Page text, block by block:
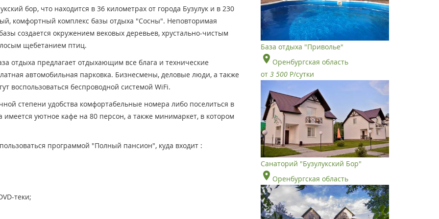
бор, что находится в 36 километрах от города Бузулук и в 230
комфортный комплекс базы отдыха "Сосны". Неповторимая
создается окружением вековых деревьев, хрустально-чистым
щебетанием птиц.
отдыха предлагает отдыхающим все блага и технические
автомобильная парковка. Бизнесмены, деловые люди, а также
воспользоваться беспроводной системой WiFi.
степени удобства комфортабельные номера либо поселиться в
уютное кафе на 80 персон, а также минимаркет, в котором
программой "Полный пансион", куда входит :
теки;
База отдыха "Приволье"
Оренбургская область
от 3 500 Р/сутки
Санаторий "Бузулукский Бор"
Оренбургская область